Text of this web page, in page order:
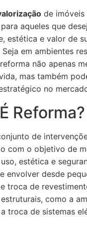
de imóveis
aqueles que
estética e valor de
em ambientes
não apenas
mas também
no
Reforma?
de
com o objetivo de
estética e
envolver desde
troca de
como a
troca de sistemas